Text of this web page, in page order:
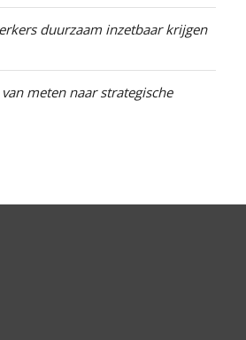
duurzaam inzetbaar krijgen
meten naar strategische